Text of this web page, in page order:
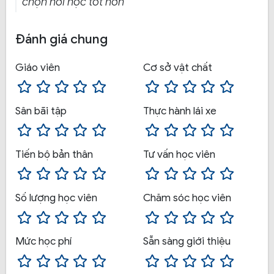
Trường Cao đẳng Giao thông vận tải Trung ương I
sẽ thông báo cho học viên lịch thi sát hạch trước đó
01 tuần, nếu không có gì bất trắc, thí sinh vượt qua kỳ
thi sát hạch sẽ nhận được giấy phép lái xe ô tô hạng
B2 trong vòng 15 ngày làm việc, kể từ ngày tham gia
Đánh giá chung
Giáo viên Cơ sở vật chất
Sân bãi tập Thực hành lái xe
Tiến bộ bản thân Tư vấn học viên
Số lượng học viên Chăm sóc học viên
Mức học phí Sẵn sàng giới thiệu